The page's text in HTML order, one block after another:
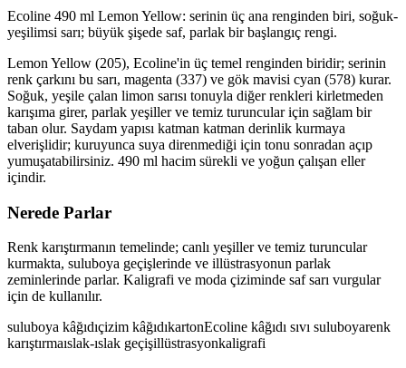
Ecoline 490 ml Lemon Yellow: serinin üç ana renginden biri, soğuk-
yeşilimsi sarı; büyük şişede saf, parlak bir başlangıç rengi.
Lemon Yellow (205), Ecoline'in üç temel renginden biridir; serinin
renk çarkını bu sarı, magenta (337) ve gök mavisi cyan (578) kurar.
Soğuk, yeşile çalan limon sarısı tonuyla diğer renkleri kirletmeden
karışıma girer, parlak yeşiller ve temiz turuncular için sağlam bir
taban olur. Saydam yapısı katman katman derinlik kurmaya
elverişlidir; kuruyunca suya direnmediği için tonu sonradan açıp
yumuşatabilirsiniz. 490 ml hacim sürekli ve yoğun çalışan eller
içindir.
Nerede Parlar
Renk karıştırmanın temelinde; canlı yeşiller ve temiz turuncular
kurmakta, suluboya geçişlerinde ve illüstrasyonun parlak
zeminlerinde parlar. Kaligrafi ve moda çiziminde saf sarı vurgular
için de kullanılır.
suluboya kâğıdıçizim kâğıdıkartonEcoline kâğıdı sıvı suluboyarenk
karıştırmaıslak-ıslak geçişillüstrasyonkaligrafi